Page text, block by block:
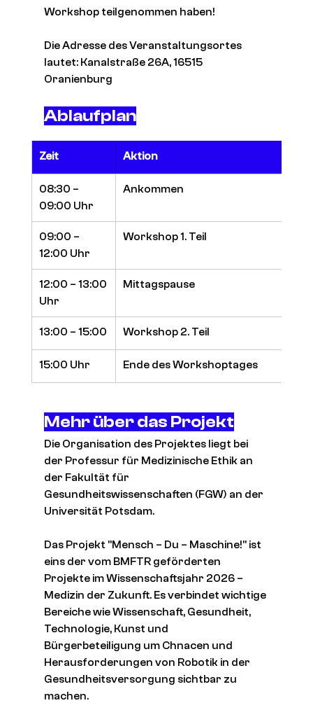
Workshop teilgenommen haben!
Die Adresse des Veranstaltungsortes
lautet: Kanalstraße 26A, 16515
Oranienburg
Ablaufplan
Zeit Aktion
08:30 –
09:00 Uhr
Ankommen
09:00 –
12:00 Uhr
Workshop 1. Teil
12:00 – 13:00
Uhr
Mittagspause
13:00 – 15:00 Workshop 2. Teil
15:00 Uhr Ende des Workshoptages
Mehr über das Projekt
Die Organisation des Projektes liegt bei
der Professur für Medizinische Ethik an
der Fakultät für
Gesundheitswissenschaften (FGW) an der
Universität Potsdam.
Das Projekt "Mensch – Du – Maschine!" ist
eins der vom BMFTR geförderten
Projekte im Wissenschaftsjahr 2026 –
Medizin der Zukunft. Es verbindet wichtige
Bereiche wie Wissenschaft, Gesundheit,
Technologie, Kunst und
Bürgerbeteiligung um Chnacen und
Herausforderungen von Robotik in der
Gesundheitsversorgung sichtbar zu
machen.